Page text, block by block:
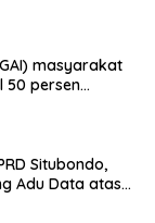
masyarakat
50 persen
Situbondo,
Adu Data atas